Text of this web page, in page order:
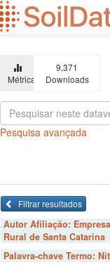
Ir
para
o
principal
Métricas
9,371
Downloads
Pesquisa avançada
Filtrar resultados
Autor Afiliação:
Rural de Santa Catarina
Palavra-chave Termo: